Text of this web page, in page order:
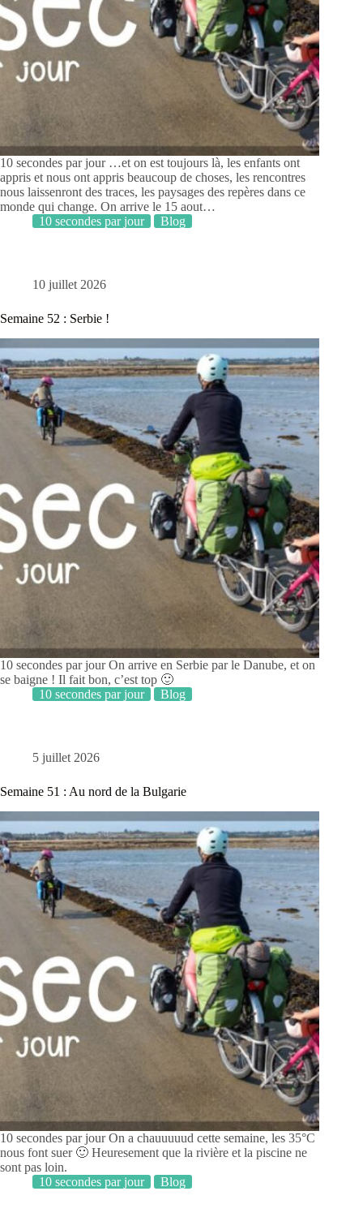
10 secondes par jour …et on est toujours là, les enfants ont
appris et nous ont appris beaucoup de choses, les rencontres
nous laissenront des traces, les paysages des repères dans ce
monde qui change. On arrive le 15 aout…
10 secondes par jour
Blog
10 juillet 2026
Semaine 52 : Serbie !
10 secondes par jour On arrive en Serbie par le Danube, et on
se baigne ! Il fait bon, c’est top 🙂
10 secondes par jour
Blog
5 juillet 2026
Semaine 51 : Au nord de la Bulgarie
10 secondes par jour On a chauuuuud cette semaine, les 35°C
nous font suer 🙂 Heuresement que la rivière et la piscine ne
sont pas loin.
10 secondes par jour
Blog